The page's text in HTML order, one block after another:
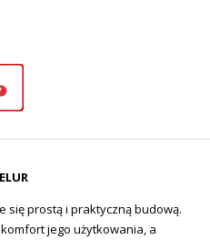
się prostą i praktyczną budową.
jego użytkowania, a